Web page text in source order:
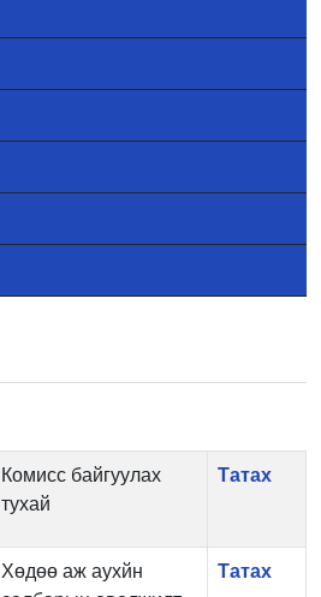
Комисс байгуулах
тухай
Татах
Хөдөө аж аухйн
Татах